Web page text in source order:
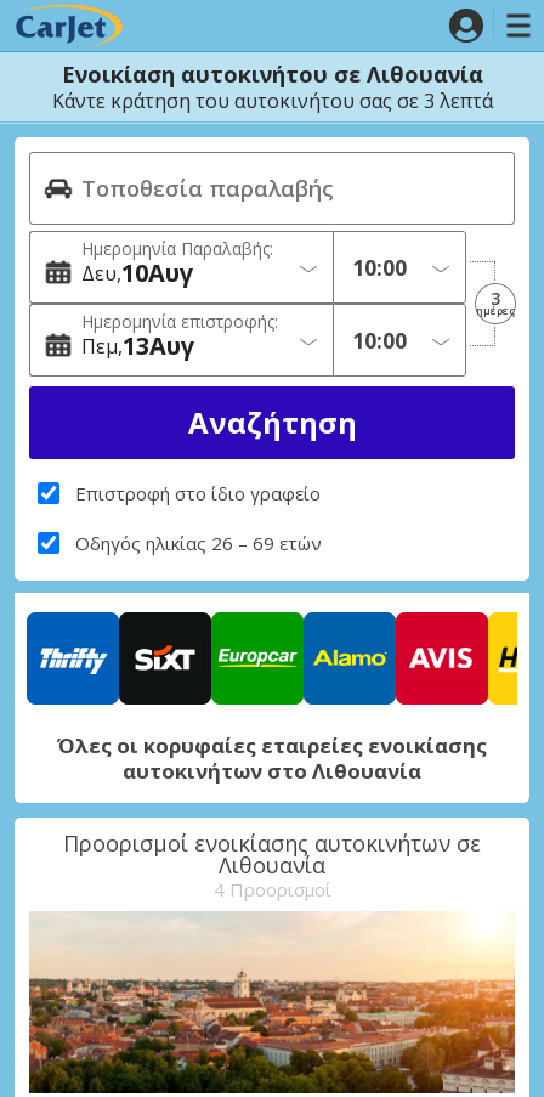
Ενοικίαση αυτοκινήτου σε Λιθουανία
Κάντε κράτηση του αυτοκινήτου σας σε 3 λεπτά
Ημερομηνία Παραλαβής:
Δευ 10Αυγ
Ημερομηνία επιστροφής:
Πεμ 13Αυγ
3
ημέρες
Επιστροφή στο ίδιο γραφείο
Οδηγός ηλικίας 26 – 69 ετών
Όλες οι κορυφαίες εταιρείες ενοικίασης
αυτοκινήτων στο Λιθουανία
Προορισμοί ενοικίασης αυτοκινήτων σε
Λιθουανία
4 Προορισμοί